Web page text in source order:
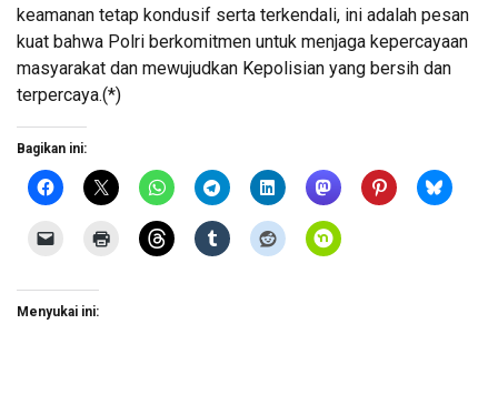
keamanan tetap kondusif serta terkendali, ini adalah pesan
kuat bahwa Polri berkomitmen untuk menjaga kepercayaan
masyarakat dan mewujudkan Kepolisian yang bersih dan
terpercaya.(*)
Bagikan ini:
Menyukai ini: